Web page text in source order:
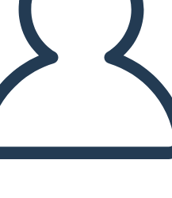
LEIA PRA MIM